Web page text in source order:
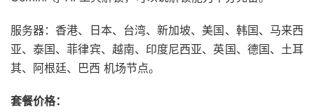
服务器：香港、日本、台湾、新加坡、美国、韩国、马来西
亚、泰国、菲律宾、越南、印度尼西亚、英国、德国、土耳
其、阿根廷、巴西 机场节点。
套餐价格：